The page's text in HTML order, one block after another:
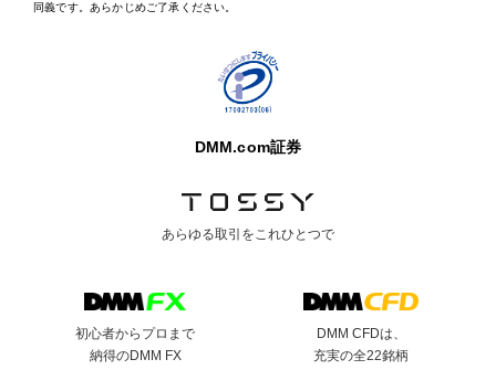
同義です。あらかじめご了承ください。
DMM.com証券
あらゆる取引をこれひとつで
初心者からプロまで
納得のDMM FX
DMM CFDは、
充実の全22銘柄